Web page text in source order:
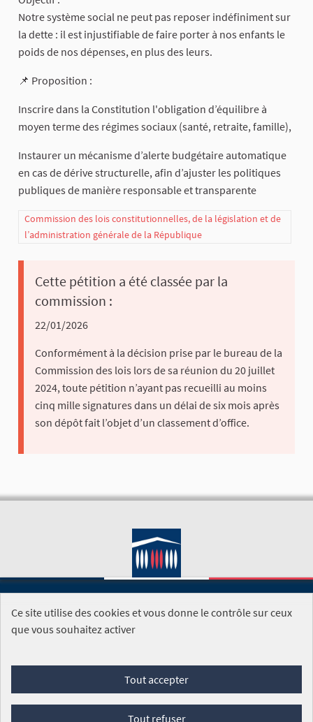
Notre système social ne peut pas reposer indéfiniment sur
la dette : il est injustifiable de faire porter à nos enfants le
poids de nos dépenses, en plus des leurs.
📌 Proposition :
Inscrire dans la Constitution l'obligation d’équilibre à
moyen terme des régimes sociaux (santé, retraite, famille),
Instaurer un mécanisme d’alerte budgétaire automatique
en cas de dérive structurelle, afin d’ajuster les politiques
publiques de manière responsable et transparente
Commission des lois constitutionnelles, de la législation et de
l’administration générale de la République
Cette pétition a été classée par la
commission :
22/01/2026
Conformément à la décision prise par le bureau de la
Commission des lois lors de sa réunion du 20 juillet
2024, toute pétition n’ayant pas recueilli au moins
cinq mille signatures dans un délai de six mois après
son dépôt fait l’objet d’un classement d’office.
SITE DE L'ASSEMBLÉE NATIONALE
Foire aux questions
Conditions générales d'utilisation (CGU)
Mentions légales
Cookies
Ce site utilise des cookies et vous donne le contrôle sur ceux
que vous souhaitez activer
Tout accepter
Tout refuser